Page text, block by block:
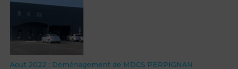
Aout 2022 : Déménagement de MDCS PERPIGNAN